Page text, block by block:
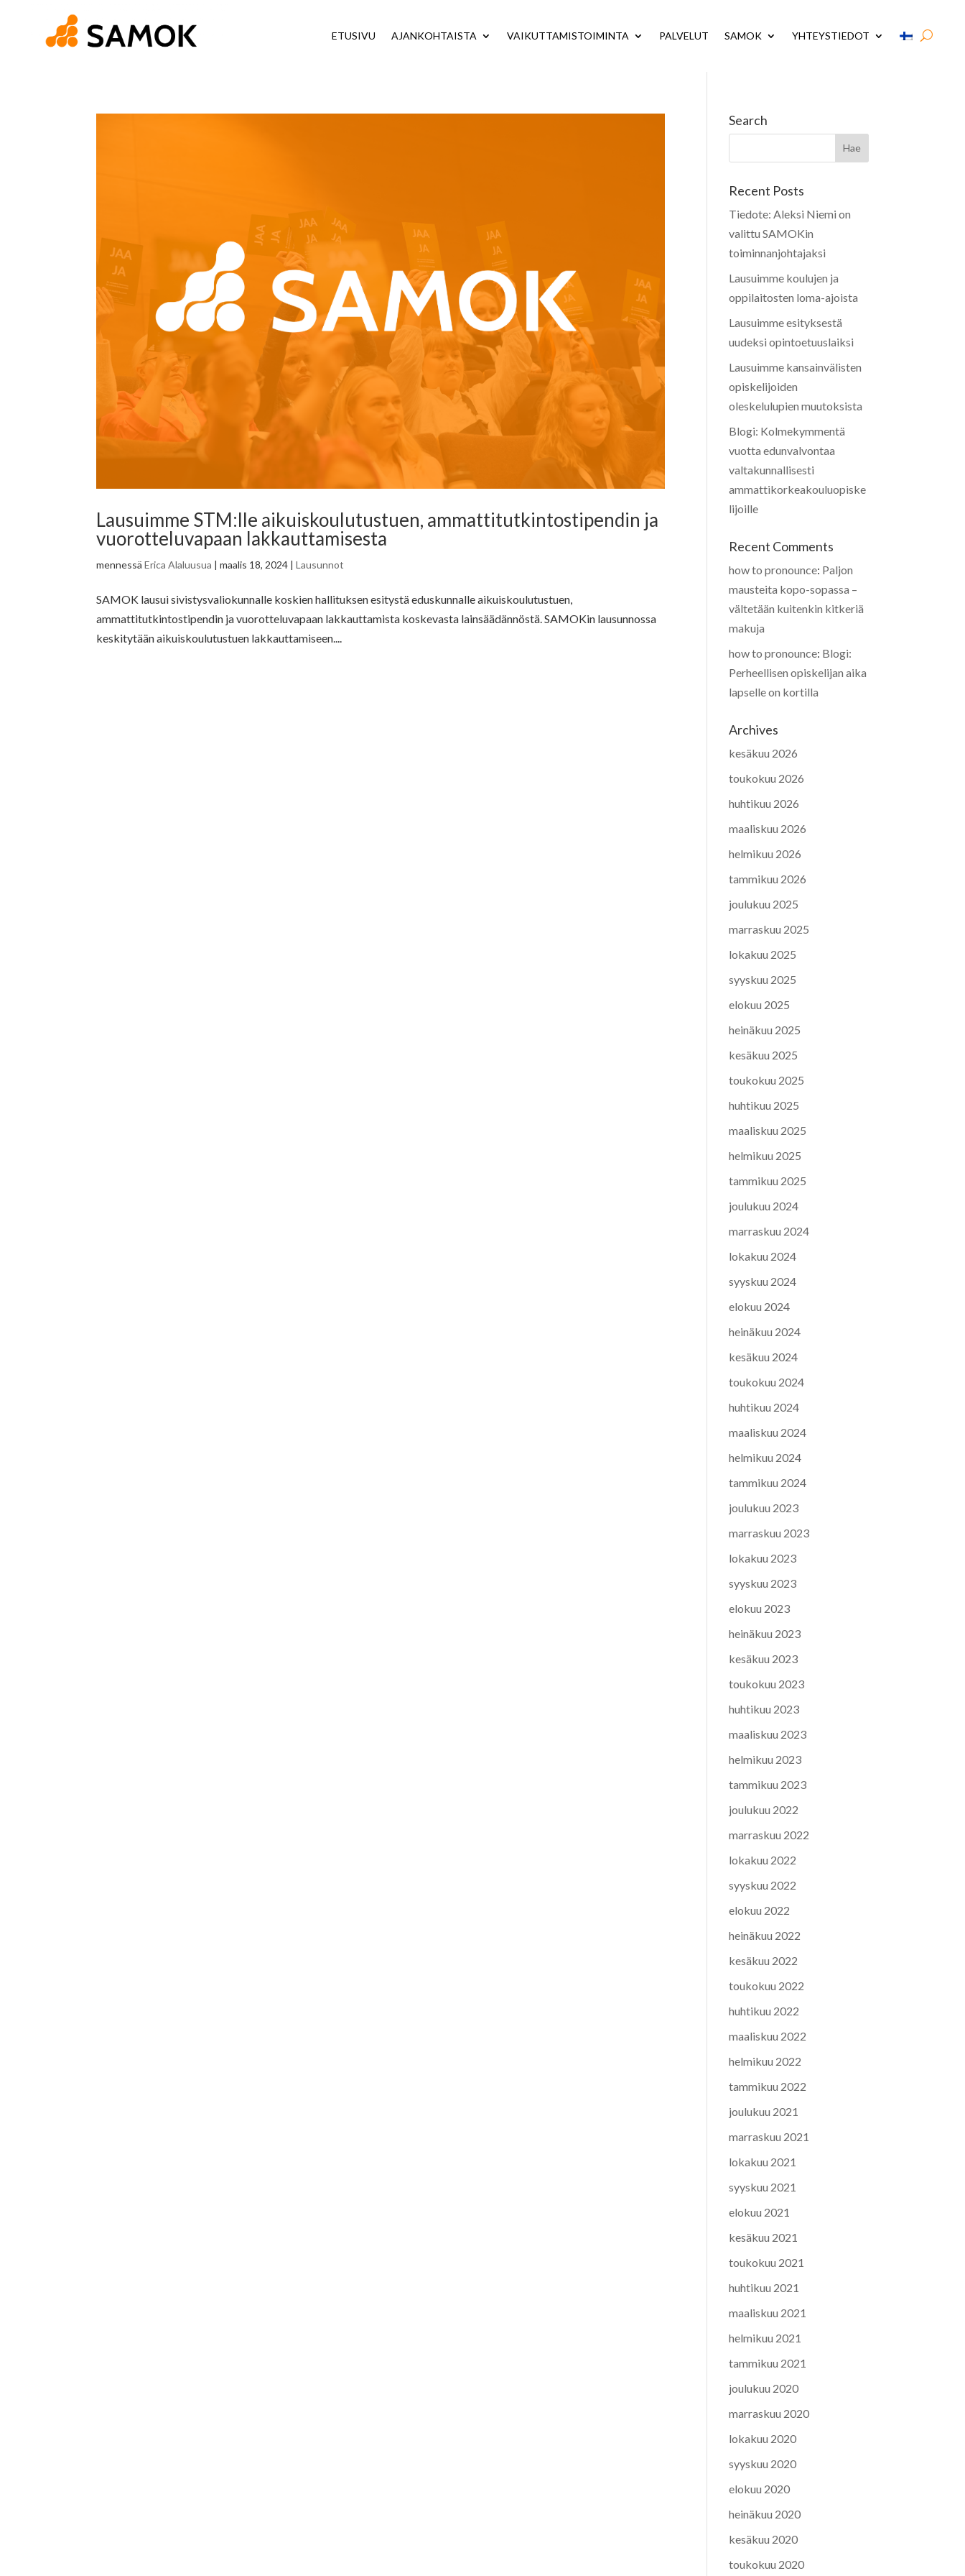
ETUSIVU AJANKOHTAISTA VAIKUTTAMISTOIMINTA PALVELUT SAMOK YHTEYSTIEDOT
Lausuimme STM:lle aikuiskoulutustuen, ammattitutkintostipendin ja
vuorotteluvapaan lakkauttamisesta
mennessäErica Alaluusua |maalis 18, 2024 |Lausunnot
SAMOK lausui sivistysvaliokunnalle koskien hallituksen esitystä eduskunnalle aikuiskoulutustuen,
ammattitutkintostipendin ja vuorotteluvapaan lakkauttamista koskevasta lainsäädännöstä. SAMOKin lausunnossa
keskitytään aikuiskoulutustuen lakkauttamiseen....
Search
Recent Posts
Tiedote: Aleksi Niemi on
valittu SAMOKin
toiminnanjohtajaksi
Lausuimme koulujen ja
oppilaitosten loma-ajoista
Lausuimme esityksestä
uudeksi opintoetuuslaiksi
Lausuimme kansainvälisten
opiskelijoiden
oleskelulupien muutoksista
Blogi: Kolmekymmentä
vuotta edunvalvontaa
valtakunnallisesti
ammattikorkeakouluopiske
lijoille
Recent Comments
how to pronounce: Paljon
mausteita kopo-sopassa –
vältetään kuitenkin kitkeriä
makuja
how to pronounce: Blogi:
Perheellisen opiskelijan aika
lapselle on kortilla
Archives
kesäkuu 2026
toukokuu 2026
huhtikuu 2026
maaliskuu 2026
helmikuu 2026
tammikuu 2026
joulukuu 2025
marraskuu 2025
lokakuu 2025
syyskuu 2025
elokuu 2025
heinäkuu 2025
kesäkuu 2025
toukokuu 2025
huhtikuu 2025
maaliskuu 2025
helmikuu 2025
tammikuu 2025
joulukuu 2024
marraskuu 2024
lokakuu 2024
syyskuu 2024
elokuu 2024
heinäkuu 2024
kesäkuu 2024
toukokuu 2024
huhtikuu 2024
maaliskuu 2024
helmikuu 2024
tammikuu 2024
joulukuu 2023
marraskuu 2023
lokakuu 2023
syyskuu 2023
elokuu 2023
heinäkuu 2023
kesäkuu 2023
toukokuu 2023
huhtikuu 2023
maaliskuu 2023
helmikuu 2023
tammikuu 2023
joulukuu 2022
marraskuu 2022
lokakuu 2022
syyskuu 2022
elokuu 2022
heinäkuu 2022
kesäkuu 2022
toukokuu 2022
huhtikuu 2022
maaliskuu 2022
helmikuu 2022
tammikuu 2022
joulukuu 2021
marraskuu 2021
lokakuu 2021
syyskuu 2021
elokuu 2021
kesäkuu 2021
toukokuu 2021
huhtikuu 2021
maaliskuu 2021
helmikuu 2021
tammikuu 2021
joulukuu 2020
marraskuu 2020
lokakuu 2020
syyskuu 2020
elokuu 2020
heinäkuu 2020
kesäkuu 2020
toukokuu 2020